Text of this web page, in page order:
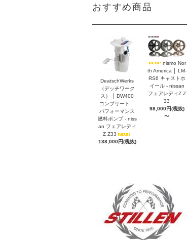
おすすめ商品
DeatschWerks
（デッチワーク
ス） │ DW400
コンプリート
パフォーマンス
燃料ポンプ - niss
an フェアレディ
Z Z33
138,000円(税抜)
nismo Nor
th America │ LM-
RS6 キャストホ
イール - nissan
フェアレディZ Z
33
98,000円(税抜)
〜